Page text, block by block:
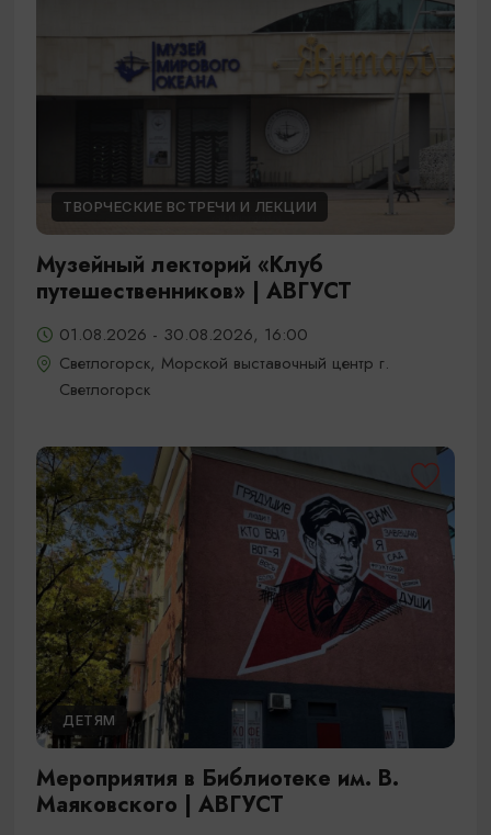
ТВОРЧЕСКИЕ ВСТРЕЧИ И ЛЕКЦИИ
Музейный лекторий «Клуб
путешественников» | АВГУСТ
01.08.2026 - 30.08.2026, 16:00
Светлогорск, Морской выставочный центр г.
Светлогорск
ДЕТЯМ
Мероприятия в Библиотеке им. В.
Маяковского | АВГУСТ